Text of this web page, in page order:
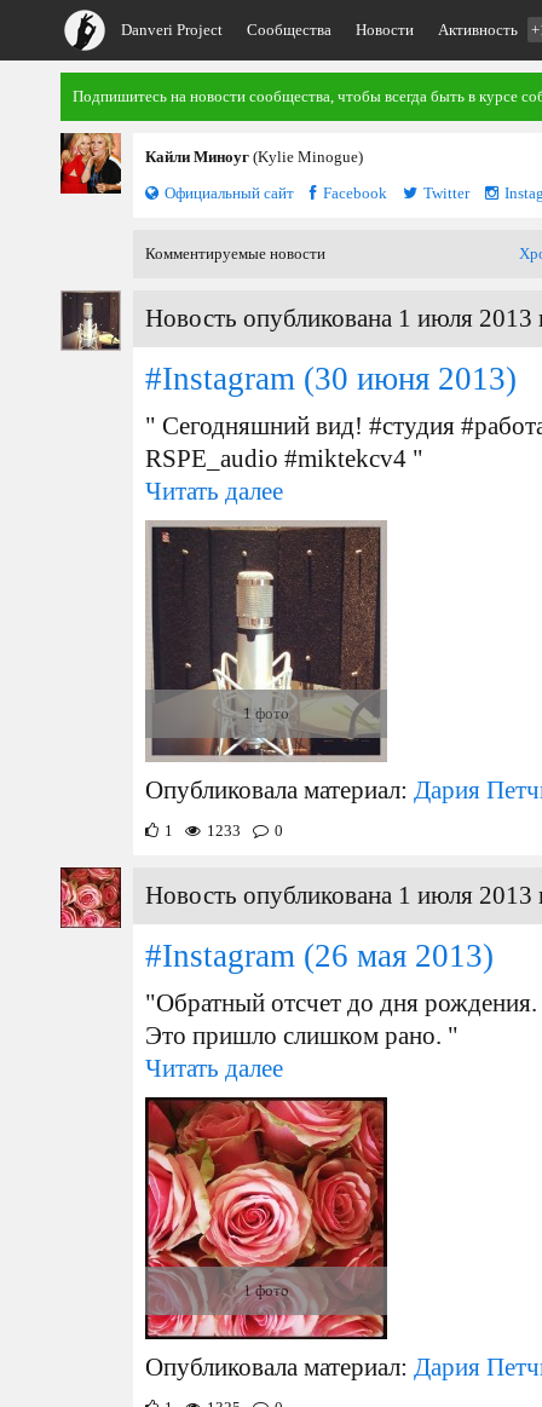
Danveri Project Сообщества Новости Активность
Подпишитесь на новости сообщества, чтобы всегда быть в курсе
Кайли Миноуг (Kylie Minogue)
Официальный сайт
Facebook Twitter
Комментируемые новости
Новость опубликована 1 июля 2013
#Instagram (30 июня 2013)
" Сегодняшний вид! #студия
RSPE_audio #miktekcv4 "
Читать далее
1 фото
Опубликовала материал: Дария
1 1233 0
Новость опубликована 1 июля 2013
#Instagram (26 мая 2013)
"Обратный отсчет до дня
Это пришло слишком рано. "
Читать далее
1 фото
Опубликовала материал: Дария